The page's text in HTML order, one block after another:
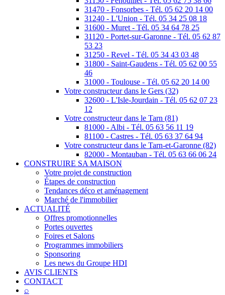
31470 - Fonsorbes - Tél. 05 62 20 14 00
31240 - L'Union - Tél. 05 34 25 08 18
31600 - Muret - Tél. 05 34 64 78 25
31120 - Portet-sur-Garonne - Tél. 05 62 87
53 23
31250 - Revel - Tél. 05 34 43 03 48
31800 - Saint-Gaudens - Tél. 05 62 00 55
46
31000 - Toulouse - Tél. 05 62 20 14 00
Votre constructeur dans le Gers (32)
32600 - L'Isle-Jourdain - Tél. 05 62 07 23
12
Votre constructeur dans le Tarn (81)
81000 - Albi - Tél. 05 63 56 11 19
81100 - Castres - Tél. 05 63 37 64 94
Votre constructeur dans le Tarn-et-Garonne (82)
82000 - Montauban - Tél. 05 63 66 06 24
CONSTRUIRE SA MAISON
Votre projet de construction
Étapes de construction
Tendances déco et aménagement
Marché de l'immobilier
ACTUALITÉ
Offres promotionnelles
Portes ouvertes
Foires et Salons
Programmes immobiliers
Sponsoring
Les news du Groupe HDI
AVIS CLIENTS
CONTACT
⌕